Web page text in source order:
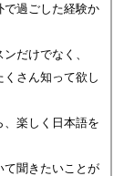
で過ごした経験か
だけでなく、
さん知って欲し
楽しく日本語を
て聞きたいことが